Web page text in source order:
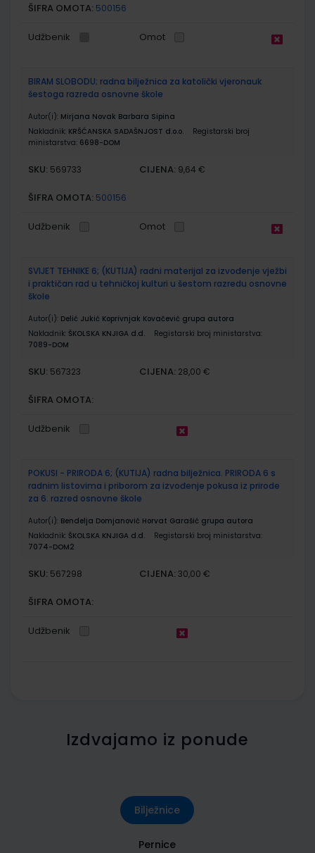
ŠIFRA OMOTA: 500156
Udžbenik Omot
BIRAM SLOBODU; radna bilježnica za katolički vjeronauk
šestoga razreda osnovne škole
Autor(i): Mirjana Novak Barbara Sipina
Nakladnik: KRŠĆANSKA SADAŠNJOST d.o.o.
Registarski broj
ministarstva: 6698-DOM
SKU: 569733 CIJENA: 9,64 €
ŠIFRA OMOTA: 500156
Udžbenik Omot
SVIJET TEHNIKE 6; (KUTIJA) radni materijal za izvođenje vježbi
i praktičan rad u tehničkoj kulturi u šestom razredu osnovne
škole
Autor(i): Delić Jukić Koprivnjak Kovačević grupa autora
Nakladnik: ŠKOLSKA KNJIGA d.d.
Registarski broj ministarstva:
7089-DOM
SKU: 567323 CIJENA: 28,00 €
ŠIFRA OMOTA:
Udžbenik
POKUSI - PRIRODA 6; (KUTIJA) radna bilježnica. PRIRODA 6 s
radnim listovima i priborom za izvođenje pokusa iz prirode
za 6. razred osnovne škole
Autor(i): Bendelja Domjanović Horvat Garašić grupa autora
Nakladnik: ŠKOLSKA KNJIGA d.d.
Registarski broj ministarstva:
7074-DOM2
SKU: 567298 CIJENA: 30,00 €
ŠIFRA OMOTA:
Udžbenik
Izdvajamo iz ponude
Bilježnice
Pernice